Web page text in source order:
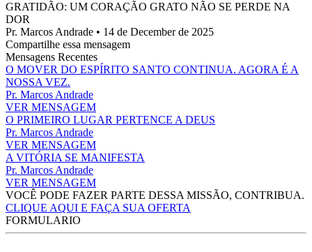
GRATIDÃO: UM CORAÇÃO GRATO NÃO SE PERDE NA
DOR
Pr. Marcos Andrade • 14 de December de 2025
Compartilhe essa mensagem
Mensagens Recentes
O MOVER DO ESPÍRITO SANTO CONTINUA. AGORA É A
NOSSA VEZ.
Pr. Marcos Andrade
VER MENSAGEM
O PRIMEIRO LUGAR PERTENCE A DEUS
Pr. Marcos Andrade
VER MENSAGEM
A VITÓRIA SE MANIFESTA
Pr. Marcos Andrade
VER MENSAGEM
VOCÊ PODE FAZER PARTE DESSA MISSÃO, CONTRIBUA.
CLIQUE AQUI E FAÇA SUA OFERTA
FORMULARIO